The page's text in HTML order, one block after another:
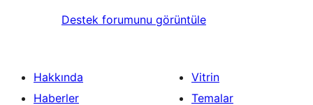
Destek forumunu görüntüle
Hakkında
Haberler
Vitrin
Temalar